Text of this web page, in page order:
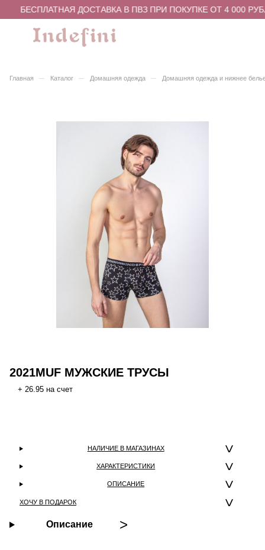
БЕСПЛАТНАЯ ДОСТАВКА В ПВЗ ПРИ ПОКУПКЕ ОТ 4 000
Главная – Каталог – Домашняя одежда – Домашняя одежда и нижнее
2021MUF МУЖСКИЕ ТРУСЫ
+ 26.95 на счет
НАЛИЧИЕ В МАГАЗИНАХ
ХАРАКТЕРИСТИКИ
ОПИСАНИЕ
ХОЧУ В ПОДАРОК
Описание